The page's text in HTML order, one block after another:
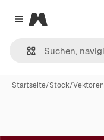
Close menu
Magnific
Startseite/Stock/Vektoren